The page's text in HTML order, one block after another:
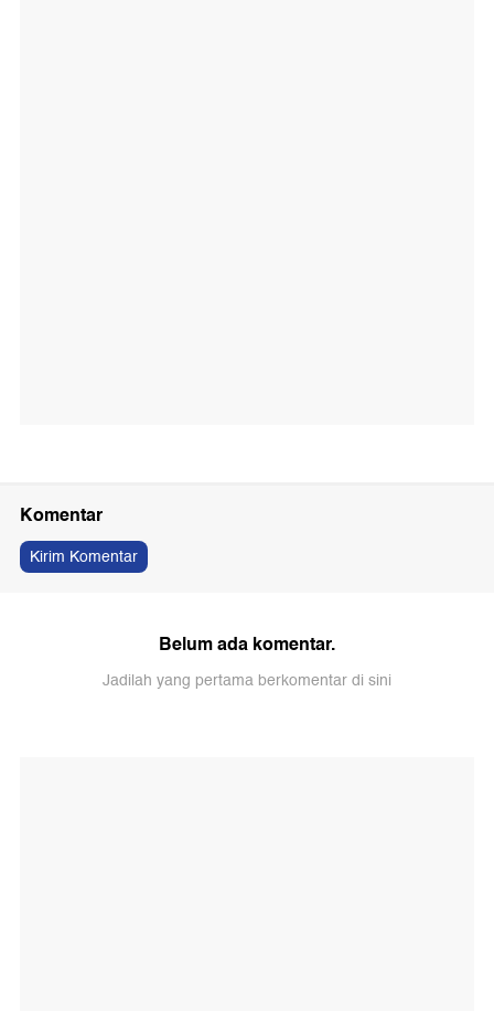
Komentar
Kirim Komentar
Belum ada komentar.
Jadilah yang pertama berkomentar di sini